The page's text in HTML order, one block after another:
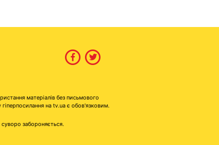
матеріалів без письмового
на tv.ua є обов'язковим.
суворо забороняється.